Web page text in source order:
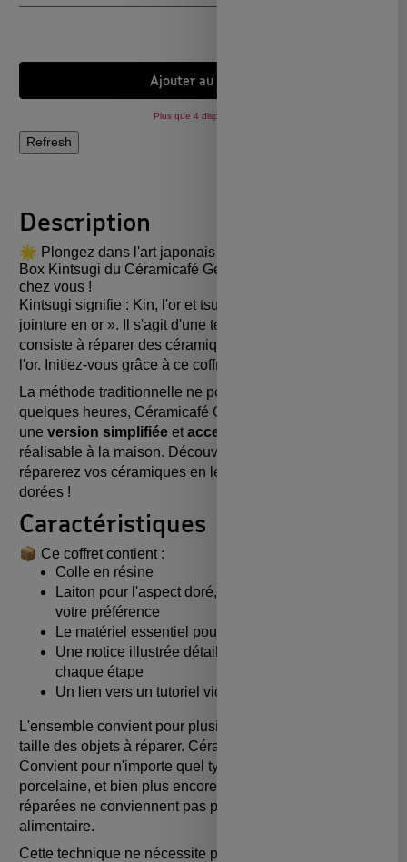
Ajouter au panier
Plus que 4 disponibles !
Description
🌟 Plongez dans l'art japonais de la réparation avec la
Box Kintsugi du Céramicafé Geneviève, directement
chez vous !
Kintsugi signifie : Kin, l'or et tsugi, la jointure :
jointure en or ». Il s'agit d'une technique japonaise qui
consiste à réparer des céramiques cassées avec de
l'or. Initiez-vous grâce à ce coffret
La méthode traditionnelle ne pouvant être réalisée en
quelques heures, Céramicafé Geneviève vous propose
une version simplifiéeet accessible du Kintsugi
réalisable à la maison. Découvrez cette philosophie et
réparerez vos céramiques en les sublimant de cicatrices
dorées !
Caractéristiques
📦 Ce coffret contient :
Colle en résine
Laiton pour l'aspect doré, argenté ou cuivré, selon
votre préférence
Le matériel essentiel pour réaliser vos réparations
Une notice illustrée détaillée pour vous guider à
chaque étape
Un lien vers un tutoriel vidéo
L'ensemble convient pour plusieurs utilisations, selon la
taille des objets à réparer. Céramique non fournie.
Convient pour n'importe quel type de céramique (faïence,
porcelaine, et bien plus encore). Les pièces ainsi
réparées ne conviennent pas pour une utilisation
alimentaire.
Cette technique ne nécessite pas de cuisson. Vous